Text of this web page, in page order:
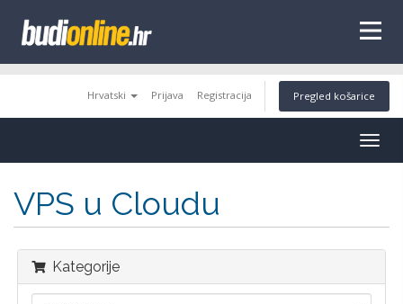
Hrvatski Prijava Registracija Pregled košarice
VPS u Cloudu
Kategorije